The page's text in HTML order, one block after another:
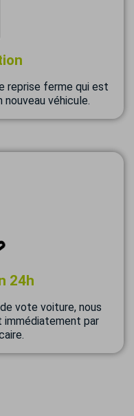
reprise ferme qui est
véhicule.
24h
vote voiture, nous
immédiatement par